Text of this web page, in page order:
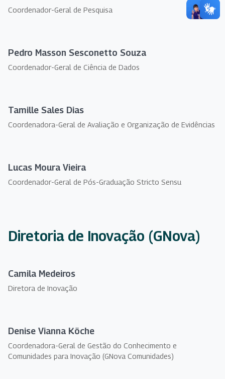
Coordenador-Geral de Pesquisa
Pedro Masson Sesconetto Souza
Coordenador-Geral de Ciência de Dados
Tamille Sales Dias
Coordenadora-Geral de Avaliação e Organização de Evidências
Lucas Moura Vieira
Coordenador-Geral de Pós-Graduação Stricto Sensu
Diretoria de Inovação (GNova)
Camila Medeiros
Diretora de Inovação
Denise Vianna Köche
Coordenadora-Geral de Gestão do Conhecimento e
Comunidades para Inovação (GNova Comunidades)